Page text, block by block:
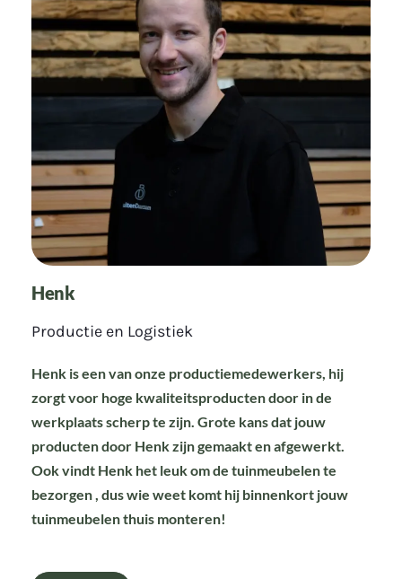
Henk
Productie en Logistiek
Henk is een van onze productiemedewerkers, hij
zorgt voor hoge kwaliteitsproducten door in de
werkplaats scherp te zijn. Grote kans dat jouw
producten door Henk zijn gemaakt en afgewerkt.
Ook vindt Henk het leuk om de tuinmeubelen te
bezorgen , dus wie weet komt hij binnenkort jouw
tuinmeubelen thuis monteren!